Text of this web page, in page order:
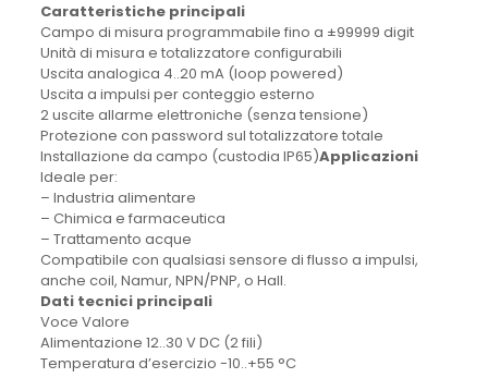
Caratteristiche principali
Campo di misura programmabile fino a ±99999 digit
Unità di misura e totalizzatore configurabili
Uscita analogica 4..20 mA (loop powered)
Uscita a impulsi per conteggio esterno
2 uscite allarme elettroniche (senza tensione)
Protezione con password sul totalizzatore totale
Installazione da campo (custodia IP65)Applicazioni
Ideale per:
– Industria alimentare
– Chimica e farmaceutica
– Trattamento acque
Compatibile con qualsiasi sensore di flusso a impulsi,
anche coil, Namur, NPN/PNP, o Hall.
Dati tecnici principali
Voce Valore
Alimentazione 12..30 V DC (2 fili)
Temperatura d’esercizio -10..+55 °C